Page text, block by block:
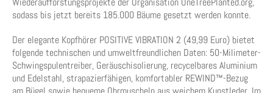
sodass bis jetzt bereits 185.000 Bäume gesetzt werden konnte.
Der elegante Kopfhörer POSITIVE VIBRATION 2 (49,99 Euro) bietet
folgende technischen und umweltfreundlichen Daten: 50-Milimeter-
Schwingspulentreiber, Geräuschisolierung, recycelbares Aluminium
und Edelstahl, strapazierfähigen, komfortabler REWIND™-Bezug